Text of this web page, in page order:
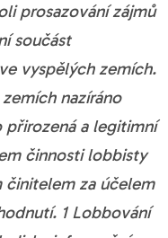
prosazování zájmů
součást
vyspělých zemích.
nazíráno
přirozená a legitimní
činnosti lobbisty
činitelem za účelem
1 Lobbování